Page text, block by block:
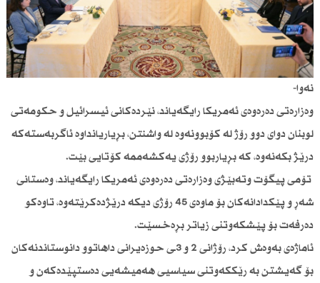
نەوا-
وەزارەتی دەرەوەی ئەمریكا رایگەیاند، نێردەكانی ئیسرائیل و حكومەتی
لوبنان دوای دوو رۆژ لە كۆبوونەوە لە واشنتن، بڕیاریانداوە ئاگربەستەكە
درێژ بكەنەوە، كە بڕیاربوو رۆژی یەكشەممە كۆتایی بێت.
تۆمی پیگۆت وتەبێژی وەزارەتی دەرەوەی ئەمریكا رایگەیاند، وەستانی
شەڕ و پێكدادانەكان بۆ ماوەی 45 رۆژی دیكە درێژدەكرێتەوە، تاوەكو
دەرفەت بۆ پێشكەوتنی زیاتر بڕەخسێت.
ئاماژەی بەوەش كرد، رۆژانی 2 و 3ـی حوزەیرانی داهاتوو دانوستاندنەكان
بۆ گەیشتن بە رێككەوتنی سیاسیی هەمیشەیی دەستپێدەكەن و